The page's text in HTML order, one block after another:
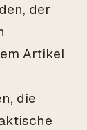
der
Artikel
die